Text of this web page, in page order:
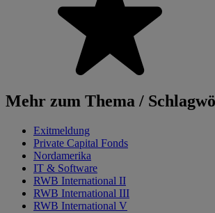
Mehr zum Thema /
Exitmeldung
Private Capital Fonds
Nordamerika
IT & Software
RWB International II
RWB International III
RWB International V